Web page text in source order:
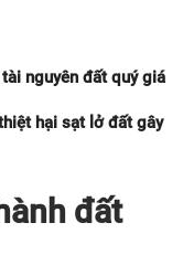
nguyên đất quý giá
hại sạt lở đất gây
đất